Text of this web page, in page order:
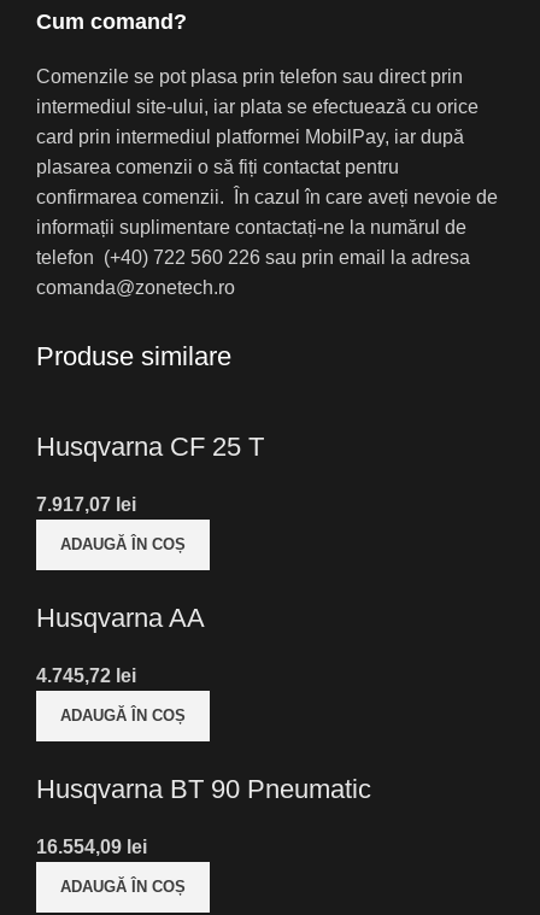
Cum comand?
Comenzile se pot plasa prin telefon sau direct prin
intermediul site-ului, iar plata se efectuează cu orice
card prin intermediul platformei MobilPay, iar după
plasarea comenzii o să fiți contactat pentru
confirmarea comenzii. În cazul în care aveți nevoie de
informații suplimentare contactați-ne la numărul de
telefon (+40) 722 560 226 sau prin email la adresa
comanda@zonetech.ro
Produse similare
Husqvarna CF 25 T
7.917,07 lei
ADAUGĂ ÎN COȘ
Husqvarna AA
4.745,72 lei
ADAUGĂ ÎN COȘ
Husqvarna BT 90 Pneumatic
16.554,09 lei
ADAUGĂ ÎN COȘ